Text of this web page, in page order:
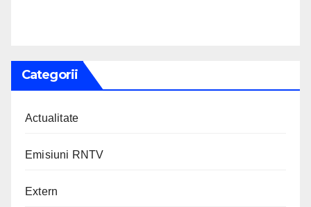
Categorii
Actualitate
Emisiuni RNTV
Extern